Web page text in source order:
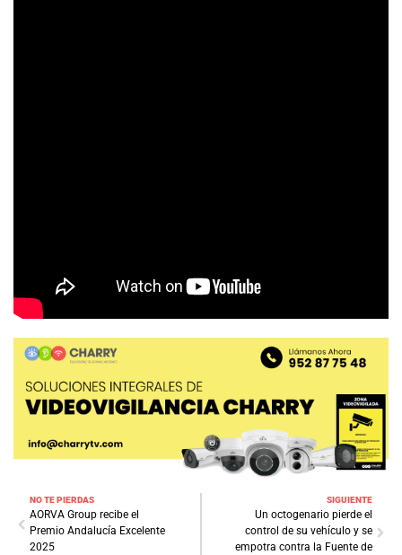
NO TE PIERDAS
AORVA Group recibe el
Premio Andalucía Excelente
2025
SIGUIENTE
Un octogenario pierde el
control de su vehículo y se
empotra contra la Fuente de